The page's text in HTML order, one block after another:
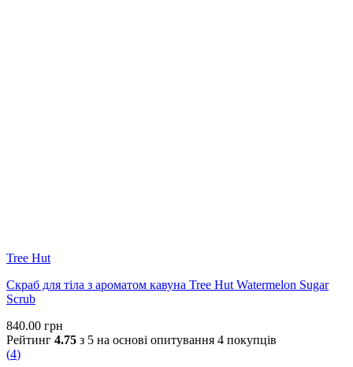
Tree Hut
Скраб для тіла з ароматом кавуна Tree Hut Watermelon Sugar
Scrub
840.00 грн
Рейтинг 4.75 з 5 на основі опитування 4 покупців
(4)